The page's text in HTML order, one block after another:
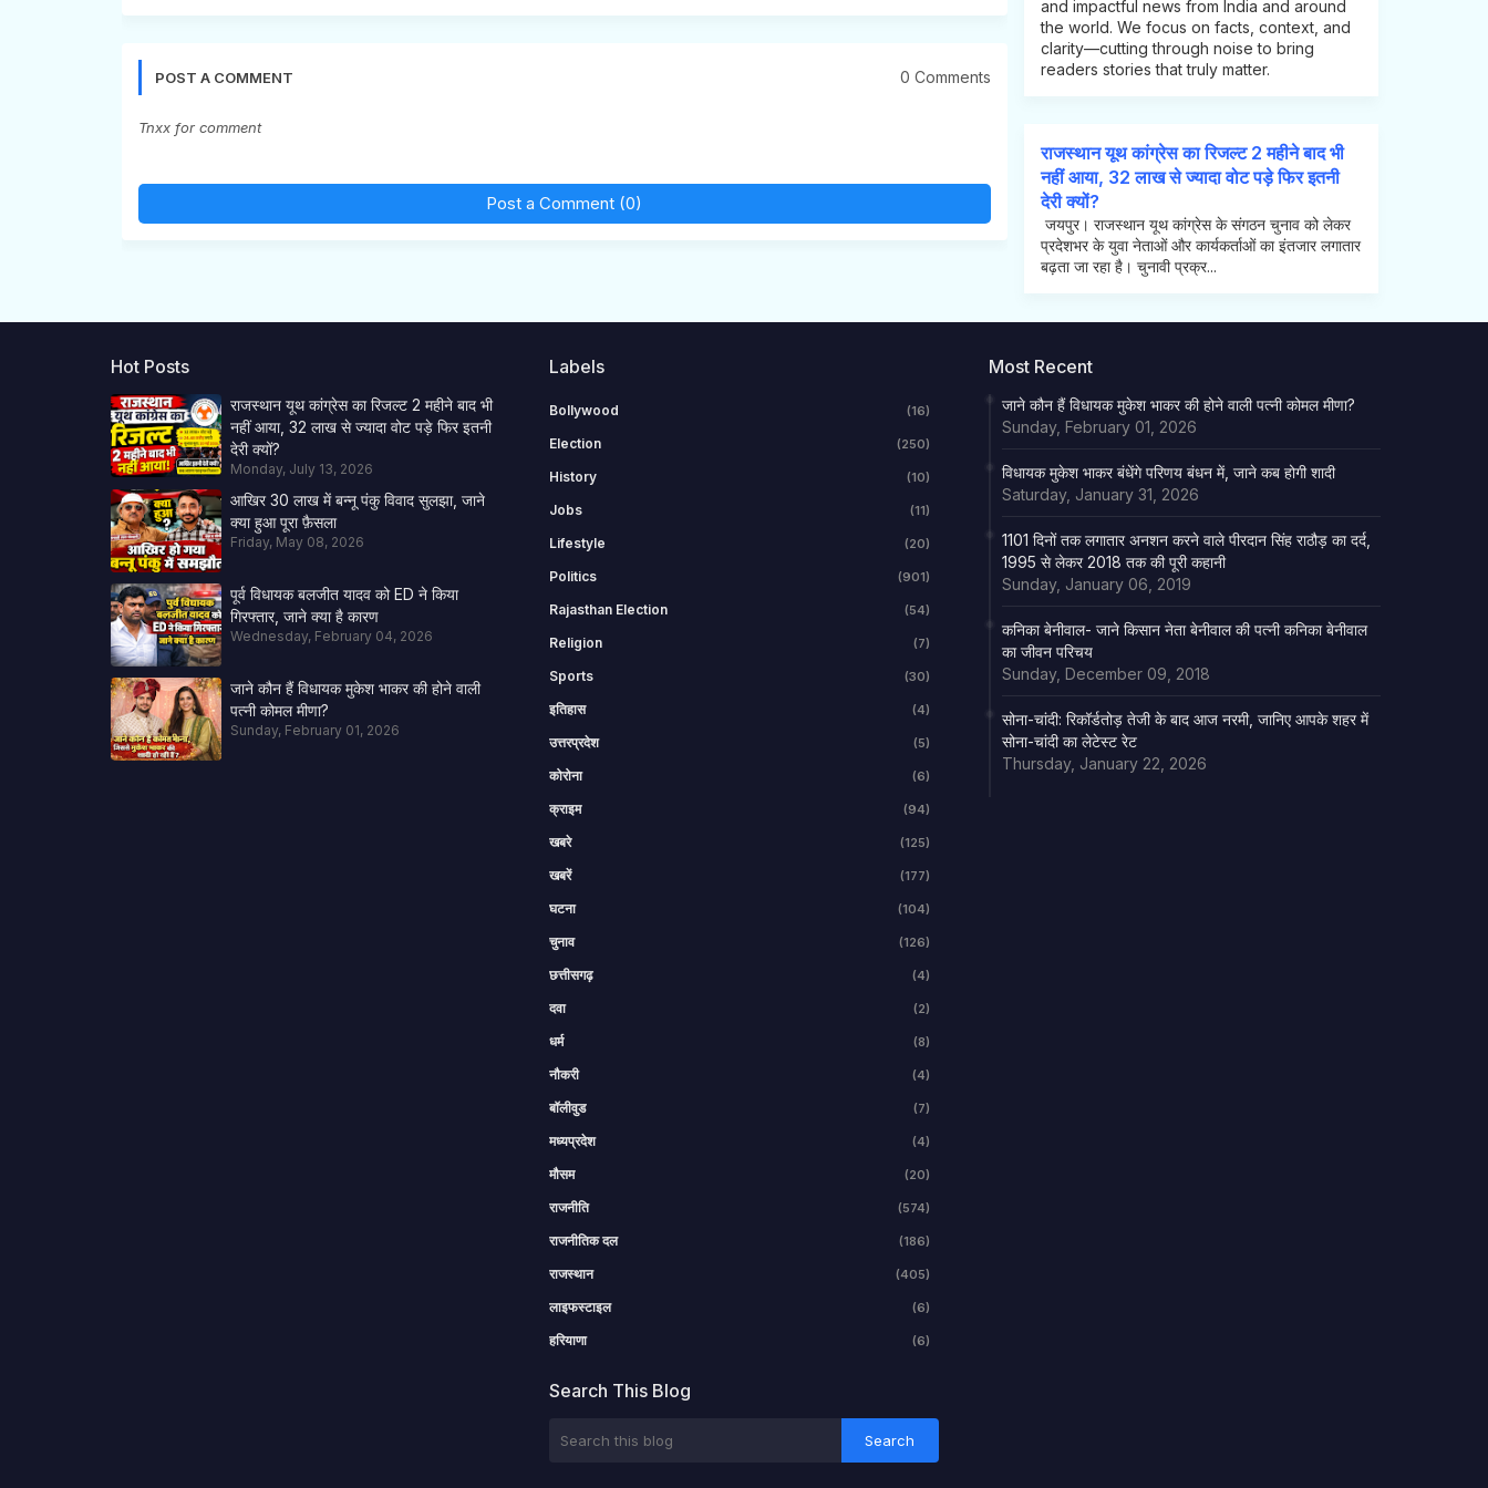
POST A COMMENT 0 Comments
Tnxx for comment
Post a Comment (0)
and impactful news from India and around
the world. We focus on facts, context, and
clarity—cutting through noise to bring
readers stories that truly matter.
राजस्थान यूथ कांग्रेस का रिजल्ट 2 महीने बाद भी
नहीं आया, 32 लाख से ज्यादा वोट पड़े फिर इतनी
देरी क्यों?
जयपुर। राजस्थान यूथ कांग्रेस के संगठन चुनाव को लेकर
प्रदेशभर के युवा नेताओं और कार्यकर्ताओं का इंतजार लगातार
बढ़ता जा रहा है। चुनावी प्रक्र...
Hot Posts
राजस्थान यूथ कांग्रेस का रिजल्ट 2 महीने बाद भी
नहीं आया, 32 लाख से ज्यादा वोट पड़े फिर इतनी
देरी क्यों?
Monday, July 13, 2026
आखिर 30 लाख में बन्नू पंकु विवाद सुलझा, जाने
क्या हुआ पूरा फ़ैसला
Friday, May 08, 2026
पूर्व विधायक बलजीत यादव को ED ने किया
गिरफ्तार, जाने क्या है कारण
Wednesday, February 04, 2026
जाने कौन हैं विधायक मुकेश भाकर की होने वाली
पत्नी कोमल मीणा?
Sunday, February 01, 2026
Labels
Bollywood (16)
Election (250)
History (10)
Jobs (11)
Lifestyle (20)
Politics (901)
Rajasthan Election (54)
Religion (7)
Sports (30)
इतिहास (4)
उत्तरप्रदेश (5)
कोरोना (6)
क्राइम (94)
खबरे (125)
खबरें (177)
घटना (104)
चुनाव (126)
छत्तीसगढ़ (4)
दवा (2)
धर्म (8)
नौकरी (4)
बॉलीवुड (7)
मध्यप्रदेश (4)
मौसम (20)
राजनीति (574)
राजनीतिक दल (186)
राजस्थान (405)
लाइफस्टाइल (6)
हरियाणा (6)
Search This Blog
Most Recent
जाने कौन हैं विधायक मुकेश भाकर की होने वाली पत्नी कोमल मीणा?
Sunday, February 01, 2026
विधायक मुकेश भाकर बंधेंगे परिणय बंधन में, जाने कब होगी शादी
Saturday, January 31, 2026
1101 दिनों तक लगातार अनशन करने वाले पीरदान सिंह राठौड़ का दर्द,
1995 से लेकर 2018 तक की पूरी कहानी
Sunday, January 06, 2019
कनिका बेनीवाल- जाने किसान नेता बेनीवाल की पत्नी कनिका बेनीवाल
का जीवन परिचय
Sunday, December 09, 2018
सोना-चांदी: रिकॉर्डतोड़ तेजी के बाद आज नरमी, जानिए आपके शहर में
सोना-चांदी का लेटेस्ट रेट
Thursday, January 22, 2026